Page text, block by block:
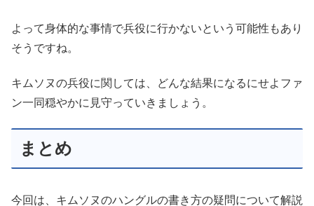
よって身体的な事情で兵役に行かないという可能性もあり
そうですね。
キムソヌの兵役に関しては、どんな結果になるにせよファ
ン一同穏やかに見守っていきましょう。
まとめ
今回は、キムソヌのハングルの書き方の疑問について解説